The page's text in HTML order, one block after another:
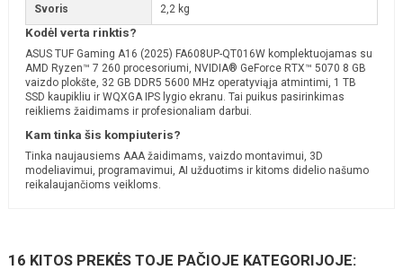
Svoris 2,2 kg
Kodėl verta rinktis?
ASUS TUF Gaming A16 (2025) FA608UP-QT016W komplektuojamas su
AMD Ryzen™ 7 260 procesoriumi, NVIDIA® GeForce RTX™ 5070 8 GB
vaizdo plokšte, 32 GB DDR5 5600 MHz operatyviąja atmintimi, 1 TB
SSD kaupikliu ir WQXGA IPS lygio ekranu. Tai puikus pasirinkimas
reikliems žaidimams ir profesionaliam darbui.
Kam tinka šis kompiuteris?
Tinka naujausiems AAA žaidimams, vaizdo montavimui, 3D
modeliavimui, programavimui, AI užduotims ir kitoms didelio našumo
reikalaujančioms veikloms.
16 KITOS PREKĖS TOJE PAČIOJE KATEGORIJOJE: